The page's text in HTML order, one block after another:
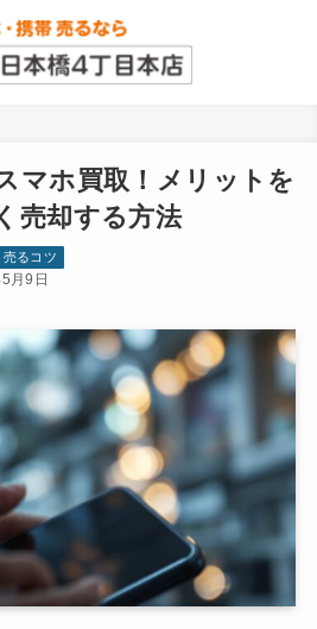
マホ買取！メリットを
売却する方法
売るコツ
月9日